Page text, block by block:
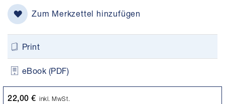
Zum Merkzettel hinzufügen
Print
eBook (PDF)
22,00 € inkl. MwSt.